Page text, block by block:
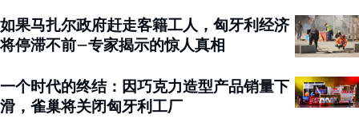
如果马扎尔政府赶走客籍工人，匈牙利经济
将停滞不前–专家揭示的惊人真相
一个时代的终结：因巧克力造型产品销量下
滑，雀巢将关闭匈牙利工厂